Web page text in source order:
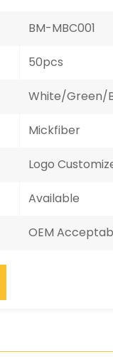
BM-MBC001
50pcs
White/Green/
Mickfiber
Logo
Available
OEM